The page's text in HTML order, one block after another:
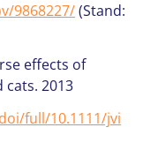
9868227/(Stand:
effects of
cats. 2013
full/10.1111/jvi